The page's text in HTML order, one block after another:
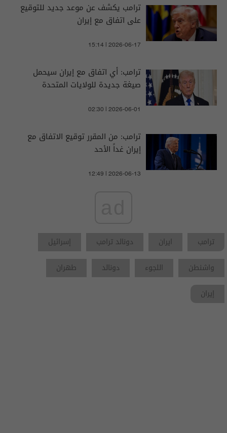
ترامب يكشف عن موعد جديد للتوقيع
على اتفاق مع إيران
15:14 | 2026-06-17
ترامب: أي اتفاق مع إيران سيحمل
صيغة جديدة للولايات المتحدة
02:30 | 2026-06-01
ترامب: من المقرر توقيع الاتفاق مع
إيران غداً الأحد
12:49 | 2026-06-13
ترامب ايران دونالد ترامب
إسرائيل
واشنطن
اللجوء دونالد
طهران
إيران